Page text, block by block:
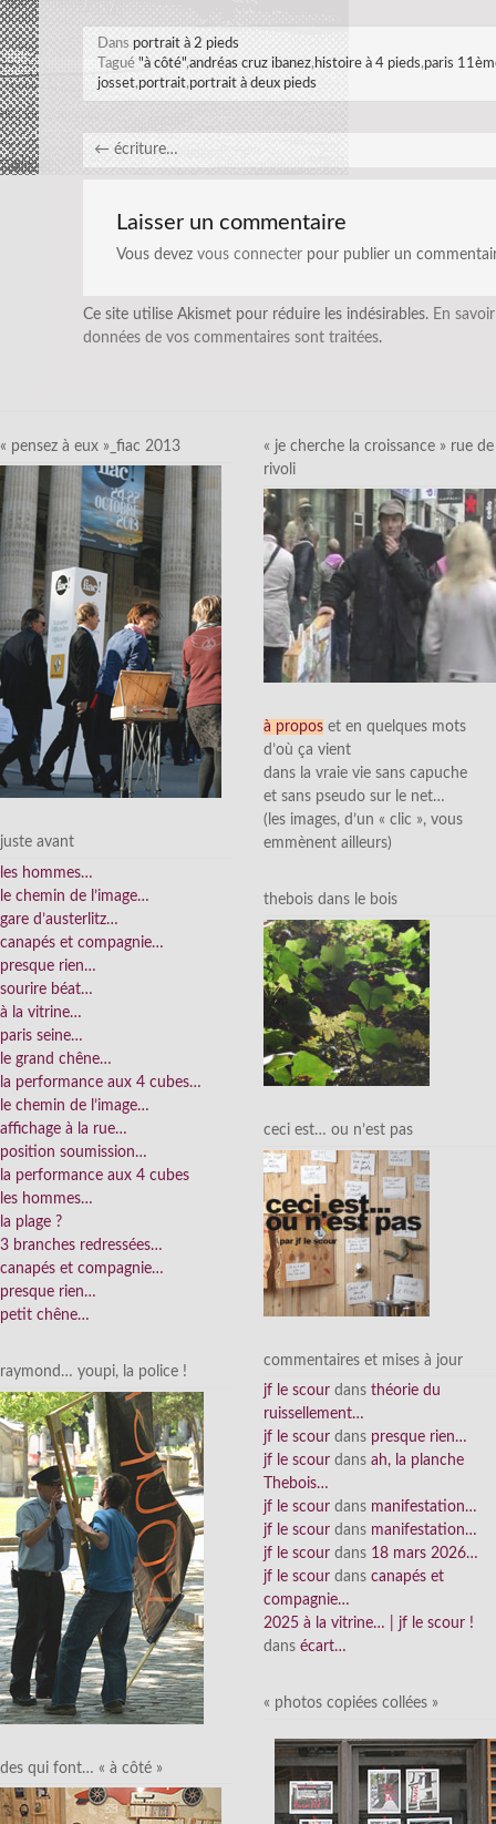
Dans portrait à 2 pieds
Tagué "à côté",andréas cruz ibanez,histoire à 4 pieds,paris
josset,portrait,portrait à deux pieds
← écriture…
Laisser un commentaire
Vous devez vous connecter pour publier un
Ce site utilise Akismet pour réduire les indésirables. En
données de vos commentaires sont traitées.
« pensez à eux »_fiac 2013
juste avant
les hommes…
le chemin de l’image…
gare d’austerlitz…
canapés et compagnie…
presque rien…
sourire béat…
à la vitrine…
paris seine…
le grand chêne…
la performance aux 4 cubes…
le chemin de l’image…
affichage à la rue…
position soumission…
la performance aux 4 cubes
les hommes…
la plage ?
3 branches redressées…
canapés et compagnie…
presque rien…
petit chêne…
raymond… youpi, la police !
des qui font… « à côté »
« je cherche la croissance » rue de
rivoli
à propos et en quelques mots
d’où ça vient
dans la vraie vie sans capuche
et sans pseudo sur le net…
(les images, d’un « clic », vous
emmènent ailleurs)
thebois dans le bois
ceci est… ou n’est pas
commentaires et mises à jour
jf le scour dans théorie du
ruissellement…
jf le scour dans presque rien…
jf le scour dans ah, la planche
Thebois…
jf le scour dans manifestation…
jf le scour dans manifestation…
jf le scour dans 18 mars 2026…
jf le scour dans canapés et
compagnie…
2025 à la vitrine… | jf le scour !
dans écart…
« photos copiées collées »